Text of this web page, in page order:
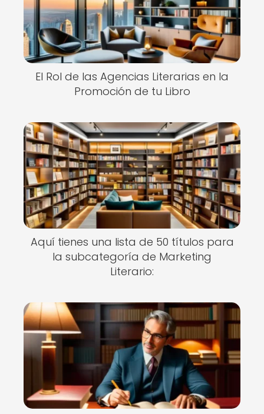
El Rol de las Agencias Literarias en la
Promoción de tu Libro
Aquí tienes una lista de 50 títulos para
la subcategoría de Marketing
Literario: